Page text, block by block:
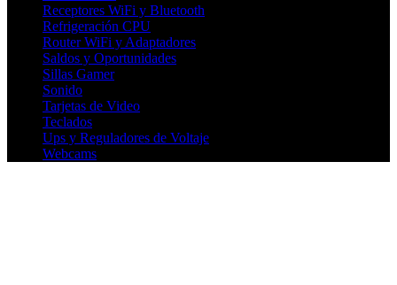
Receptores WiFi y Bluetooth
Refrigeración CPU
Router WiFi y Adaptadores
Saldos y Oportunidades
Sillas Gamer
Sonido
Tarjetas de Video
Teclados
Ups y Reguladores de Voltaje
Webcams